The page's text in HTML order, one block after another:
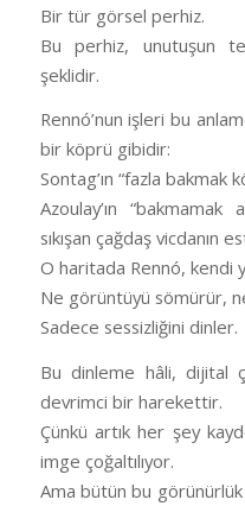
Bir tür görsel perhiz.
Bu perhiz, unutuşun
şeklidir.
Rennó’nun işleri bu
bir köprü gibidir:
Sontag’ın “fazla bakmak
Azoulay’ın “bakmamak
sıkışan çağdaş vicdanın
O haritada Rennó, kendi
Ne görüntüyü sömürür,
Sadece sessizliğini dinler.
Bu dinleme hâli, dijital
devrimci bir harekettir.
Çünkü artık her şey
imge çoğaltılıyor.
Ama bütün bu